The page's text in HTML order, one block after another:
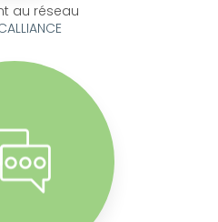
au réseau